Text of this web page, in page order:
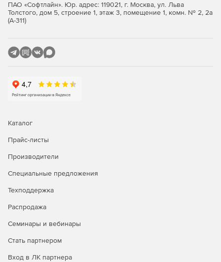
Policy Manager. Благодаря интеграции с системой
централизованного управления F-Secure Policy
или вирусной активности. С помощью F-Secure Policy
Manager администраторы также могут легко изменять
Web-интерфейс пользователя.
фильтрацию интернет-трафика, предотвращает
несанкционированный доступ к серверам в сети и
дистрибутивов Linux.
Поддержка 64-разрябных систем Linux.
ПАО «Софтлайн». Юр. адрес: 119021, г. Москва, ул. Льва
Толстого, дом 5, строение 1, этаж 3, помещение 1, комн. № 2, 2а
(А-311)
Каталог
Прайс-листы
Производители
Специальные предложения
Техподдержка
Распродажа
Семинары и вебинары
Стать партнером
Вход в ЛК партнера